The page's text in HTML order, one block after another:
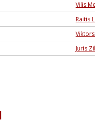
Vilis
Raitis
Juris